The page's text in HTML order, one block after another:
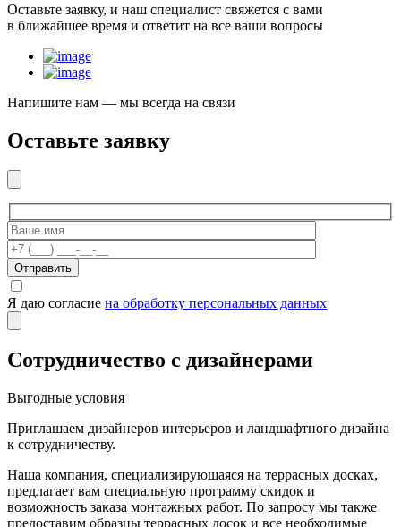
Оставьте заявку, и наш специалист свяжется с вами
в ближайшее время и ответит на все ваши вопросы
Напишите нам — мы всегда на связи
Оставьте заявку
Отправить
Я даю согласие на обработку персональных данных
Сотрудничество с дизайнерами
Выгодные условия
Приглашаем дизайнеров интерьеров и ландшафтного дизайна
к сотрудничеству.
Наша компания, специализирующаяся на террасных досках,
предлагает вам специальную программу скидок и
возможность заказа монтажных работ. По запросу мы также
предоставим образцы террасных досок и все необходимые